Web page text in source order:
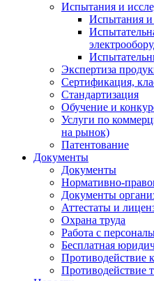
Испытания и
Испытания и
Экспертиза
Сертификация,
Стандартизация
Обучение и
Услуги по
на рынок)
Патентование
Документы
Документы
Нормативно-
Документы
Аттестаты и
Охрана труда
Работа с
Бесплатная
Противодействие
Противодействие